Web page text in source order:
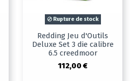
Rupture de stock
Redding Jeu d'Outils
Deluxe Set 3 die calibre
6.5 creedmoor
112,00 €